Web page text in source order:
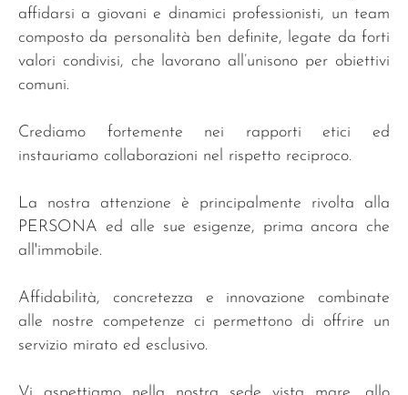
affidarsi a giovani e dinamici professionisti, un team
composto da personalità ben definite, legate da forti
valori condivisi, che lavorano all’unisono per obiettivi
comuni.
Crediamo fortemente nei rapporti etici ed
instauriamo collaborazioni nel rispetto reciproco.
La nostra attenzione è principalmente rivolta alla
PERSONA ed alle sue esigenze, prima ancora che
all'immobile.
Affidabilità, concretezza e innovazione combinate
alle nostre competenze ci permettono di offrire un
servizio mirato ed esclusivo.